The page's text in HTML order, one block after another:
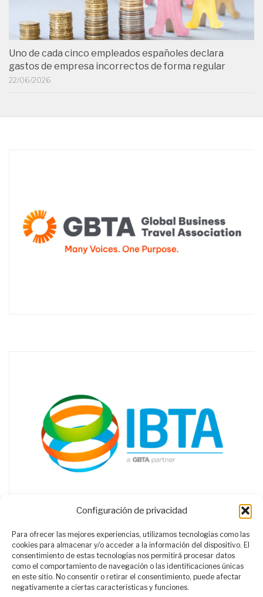
Configuración de privacidad
Para ofrecer las mejores experiencias, utilizamos tecnologías como las
cookies para almacenar y/o acceder a la información del dispositivo. El
consentimiento de estas tecnologías nos permitirá procesar datos
como el comportamiento de navegación o las identificaciones únicas
en este sitio. No consentir o retirar el consentimiento, puede afectar
negativamente a ciertas características y funciones.
Uno de cada cinco empleados españoles declara
gastos de empresa incorrectos de forma regular
22/06/2026